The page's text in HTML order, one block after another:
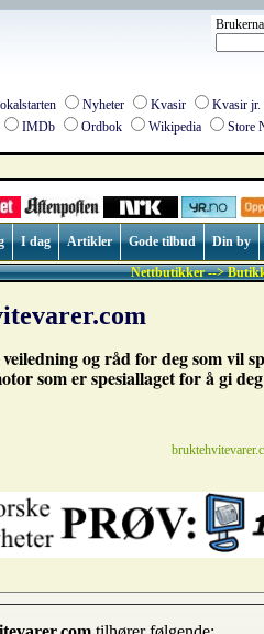
Nyheter Kvasir Kvasir jr.
IMDb Ordbok Wikipedia Store
I dag Artikler Gode tilbud Din by
Nettbutikker -->
og råd for deg som vil
som er spesiallaget for å gi